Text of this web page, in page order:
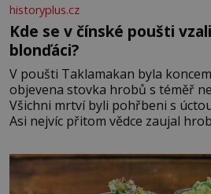
historyplus.cz
Kde se v čínské poušti
blonďáci?
V poušti Taklamakan byla
objevena stovka hrobů s téměř
Všichni mrtví byli pohřbeni s
Asi nejvíc přitom vědce zaujal
blonďaté vlásky. Fakt, že jsou těla dávných lidí nesmírně
dobře zachovalá, přičítají
podmínkám. Sucho, prosolené